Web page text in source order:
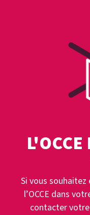
L'OCCE
Si vous
l’OCCE dans
contacter